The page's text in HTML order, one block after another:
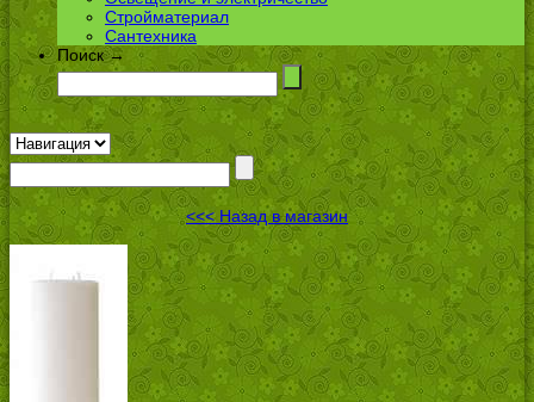
Стройматериал
Сантехника
Поиск →
<<< Назад в магазин